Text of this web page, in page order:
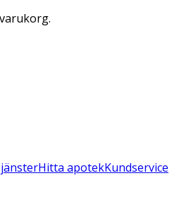
Hitta apotekKundservice